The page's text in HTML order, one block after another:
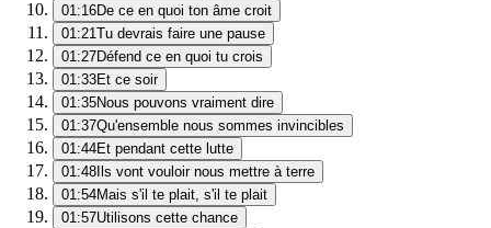
01:16De ce en quoi ton âme croit
01:21Tu devrais faire une pause
01:27Défend ce en quoi tu crois
01:33Et ce soir
01:35Nous pouvons vraiment dire
01:37Qu'ensemble nous sommes invincibles
01:44Et pendant cette lutte
01:48 Ils vont vouloir nous mettre à terre
01:54Mais s'il te plait, s'il te plait
01:57Utilisons cette chance